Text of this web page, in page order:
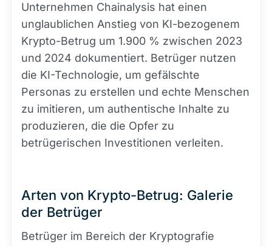
Unternehmen Chainalysis hat einen
unglaublichen Anstieg von KI-bezogenem
Krypto-Betrug um 1.900 % zwischen 2023
und 2024 dokumentiert. Betrüger nutzen
die KI-Technologie, um gefälschte
Personas zu erstellen und echte Menschen
zu imitieren, um authentische Inhalte zu
produzieren, die die Opfer zu
betrügerischen Investitionen verleiten.
Arten von Krypto-Betrug: Galerie
der Betrüger
Betrüger im Bereich der Kryptografie